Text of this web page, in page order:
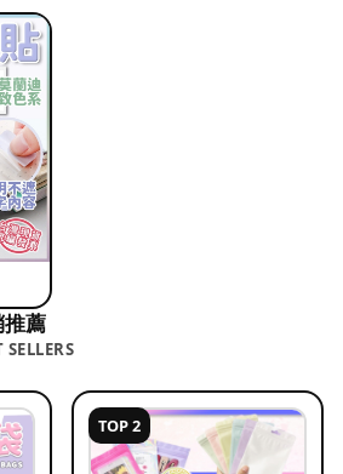
薦
SELLERS
TOP 2